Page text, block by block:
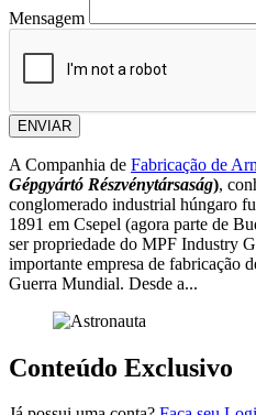
Mensagem
ENVIAR
A Companhia de Fabricação de
Gépgyártó Részvénytársaság),
conglomerado industrial húngaro
1891 em Csepel (agora parte de
ser propriedade do MPF Industry
importante empresa de fabricação
Guerra Mundial. Desde a...
Conteúdo Exclusivo